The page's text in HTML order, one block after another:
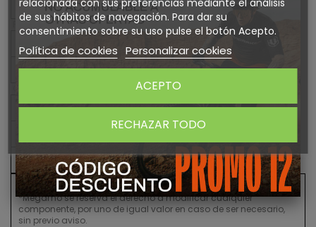
Conjunto de frenos
Shimano MT-201 Hydraulic Disc
Ruedas
Ruedas
Ready GR 25 TR - 15x110 / 12x148 Boost
Potencia
Megamo Elite Stem
Sillín Selle Italia Model X
*Megamo se reserva el derecho a modificar cualquier
componente, por uno de igual valor en caso de ser necesario,
sin previo aviso.
de sus hábitos de navegación. Para dar su
consentimiento sobre su uso pulse el botón Acepto.
Política de cookies Personalizar cookies
RECHAZAR TODO
ACEPTO